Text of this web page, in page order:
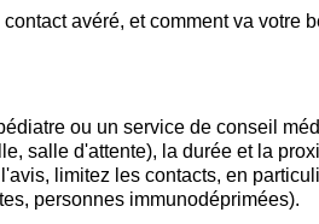
avéré, et comment va votre
ou un service de conseil
salle d'attente), la durée et la
limitez les contacts, en
personnes immunodéprimées).